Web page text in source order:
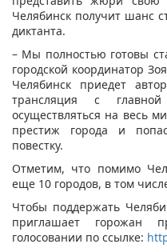
Челябинск получит шанс
диктанта.
– Мы полностью готовы
городской координатор
Челябинск приедет
трансляция с
осуществляться на весь
престиж города и
повестку.
Отметим, что помимо
еще 10 городов, в том
Чтобы поддержать
приглашает горожан
голосовании по ссылке: